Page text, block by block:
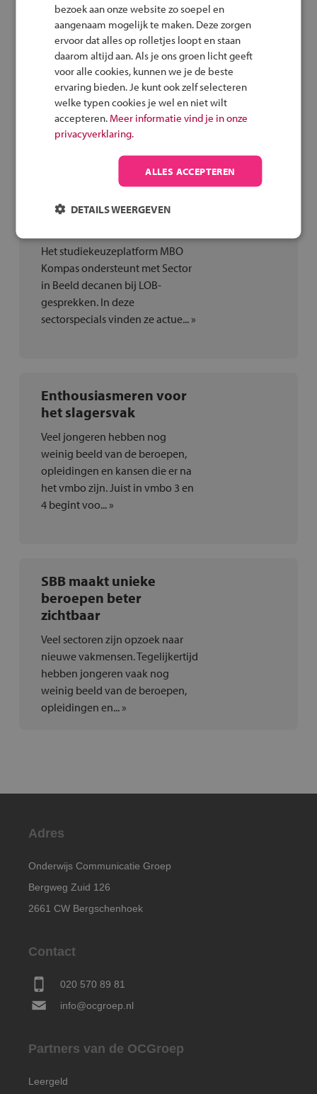
Sector in Beeld:
Mobiliteit
Met Sector in Beeld ondersteunt
het studiekeuzeplatform MBO
Kompas decanen bij LOB-
gesprekken en
studiekeuzebegeleiding. Iedere
Sector in Beeld:
Het studiekeuzeplatform MBO
Kompas ondersteunt met Sector
in Beeld decanen bij LOB-
gesprekken. In deze
sectorspecials vinden ze actue... »
Enthousiasmeren voor
het slagersvak
Veel jongeren hebben nog
weinig beeld van de beroepen,
opleidingen en kansen die er na
het vmbo zijn. Juist in vmbo 3 en
4 begint voo... »
SBB maakt unieke
beroepen beter
zichtbaar
Veel sectoren zijn opzoek naar
nieuwe vakmensen. Tegelijkertijd
hebben jongeren vaak nog
weinig beeld van de beroepen,
opleidingen en... »
Adres
Onderwijs Communicatie Groep
Bergweg Zuid 126
2661 CW Bergschenhoek
Contact
020 570 89 81
info@ocgroep.nl
Partners van de OCGroep
Leergeld
bezoek aan onze website zo soepel en
aangenaam mogelijk te maken. Deze zorgen
ervoor dat alles op rolletjes loopt en staan
daarom altijd aan. Als je ons groen licht geeft
voor alle cookies, kunnen we je de beste
ervaring bieden. Je kunt ook zelf selecteren
welke typen cookies je wel en niet wilt
accepteren. Meer informatie vind je in onze
privacyverklaring.
ALLES ACCEPTEREN
DETAILS WEERGEVEN